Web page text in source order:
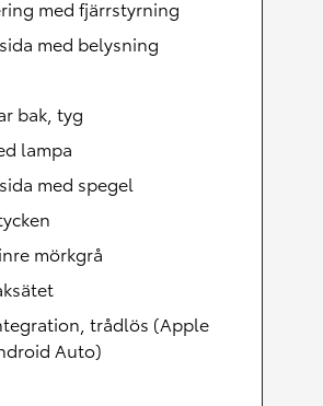
med fjärrstyrning
med belysning
bak, tyg
lampa
med spegel
mörkgrå
trådlös (Apple
Auto)